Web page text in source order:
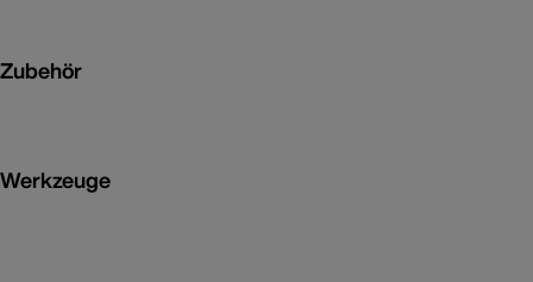
Zubehör
Werkzeuge